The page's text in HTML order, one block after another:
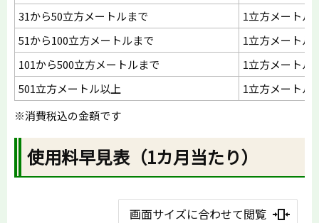
31から50立方メートルまで
1立方メートル
51から100立方メートルまで
1立方メートル
101から500立方メートルまで
1立方メートル
501立方メートル以上
1立方メートル
※消費税込の金額です
使用料早見表（1カ月当たり）
画面サイズに合わせて閲覧